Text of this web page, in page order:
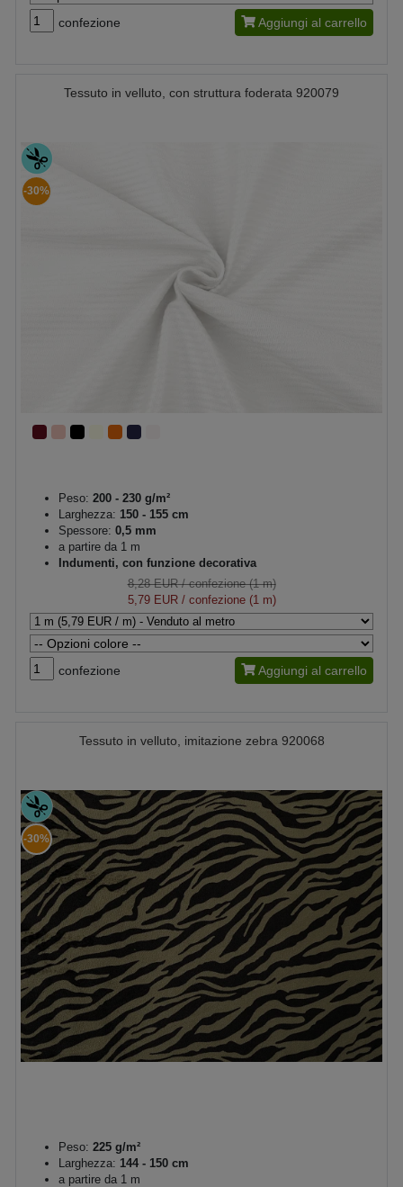
confezione Aggiungi al carrello
Tessuto in velluto, con struttura foderata 920079
-30%
Peso: 200 - 230 g/m²
Larghezza: 150 - 155 cm
Spessore: 0,5 mm
a partire da 1 m
Indumenti, con funzione decorativa
8,28 EUR/ confezione (1 m)
5,79 EUR/ confezione (1 m)
confezione Aggiungi al carrello
Tessuto in velluto, imitazione zebra 920068
-30%
Peso: 225 g/m²
Larghezza: 144 - 150 cm
a partire da 1 m